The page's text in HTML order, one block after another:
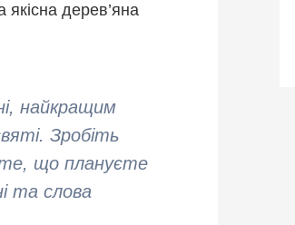
дерев’яна
найкращим
Зробіть
те, що плануєте
та слова